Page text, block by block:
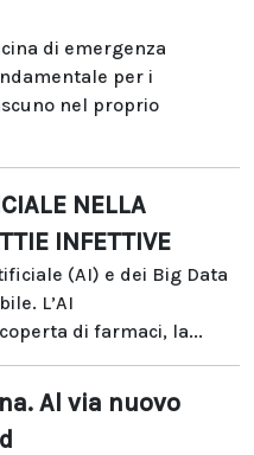
di emergenza
per i
nel proprio
NELLA
INFETTIVE
(AI) e dei Big Data
L’AI
di farmaci, la...
Al via nuovo